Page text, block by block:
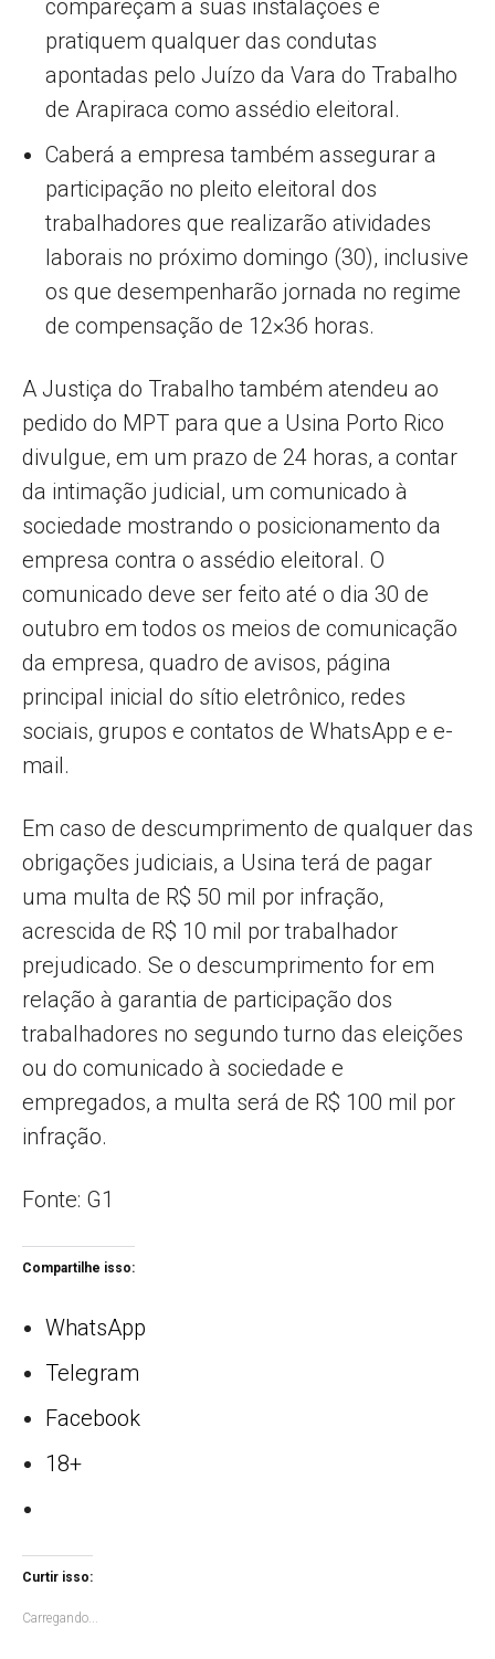
compareçam a suas instalações e
pratiquem qualquer das condutas
apontadas pelo Juízo da Vara do Trabalho
de Arapiraca como assédio eleitoral.
Caberá a empresa também assegurar a
participação no pleito eleitoral dos
trabalhadores que realizarão atividades
laborais no próximo domingo (30), inclusive
os que desempenharão jornada no regime
de compensação de 12×36 horas.
A Justiça do Trabalho também atendeu ao
pedido do MPT para que a Usina Porto Rico
divulgue, em um prazo de 24 horas, a contar
da intimação judicial, um comunicado à
sociedade mostrando o posicionamento da
empresa contra o assédio eleitoral. O
comunicado deve ser feito até o dia 30 de
outubro em todos os meios de comunicação
da empresa, quadro de avisos, página
principal inicial do sítio eletrônico, redes
sociais, grupos e contatos de WhatsApp e e-
mail.
Em caso de descumprimento de qualquer das
obrigações judiciais, a Usina terá de pagar
uma multa de R$ 50 mil por infração,
acrescida de R$ 10 mil por trabalhador
prejudicado. Se o descumprimento for em
relação à garantia de participação dos
trabalhadores no segundo turno das eleições
ou do comunicado à sociedade e
empregados, a multa será de R$ 100 mil por
infração.
Fonte: G1
Compartilhe isso:
WhatsApp
Telegram
Facebook
18+
Curtir isso:
Carregando...